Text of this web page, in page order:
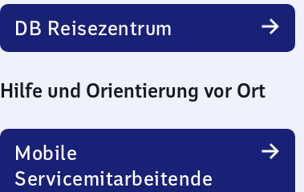
DB Reisezentrum
Hilfe und Orientierung vor Ort
Mobile
Servicemitarbeitende